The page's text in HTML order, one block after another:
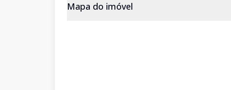
Mapa do imóvel